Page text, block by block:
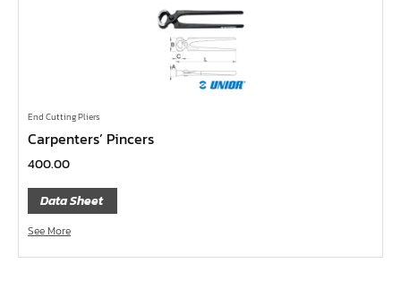
หน้าแปลนเหล็กบอด JEF 150P RF ชุบกัลวาไนซ์
หน้าแปลนเชื่อมเหล็กบอด JEF 150P RF
หน้าแปลนเชื่อมเหล็ก JEF 150P RF ชุบกัลวาไนซ์
หน้าแปลนเชื่อมเหล็ก JEF 300P RF
ประแจตะขอ
คีมตัดสายเคเบิ้ล
คีมย้ำสายไฟ
End Cutting Pliers
Carpenters’ Pincers
400.00
Data Sheet
See More